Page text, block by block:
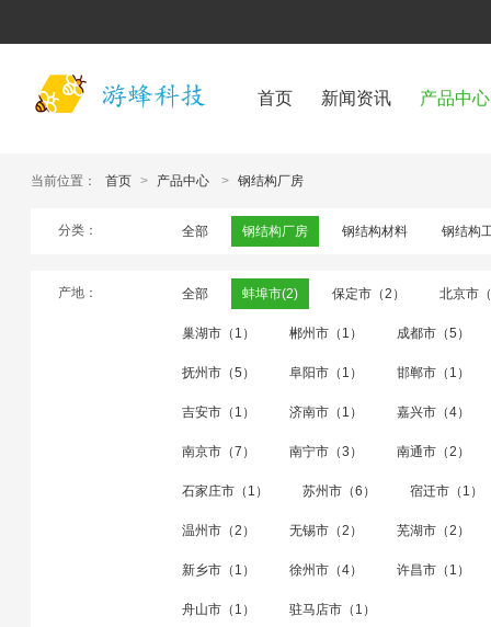
首页 新闻资讯 产品中心
当前位置： 首页 > 产品中心 > 钢结构厂房
分类： 全部 钢结构厂房 钢结构材料 钢结构
产地： 全部 蚌埠市(2) 保定市（2） 北京市
巢湖市（1） 郴州市（1） 成都市（5）
抚州市（5） 阜阳市（1） 邯郸市（1）
吉安市（1） 济南市（1） 嘉兴市（4）
南京市（7） 南宁市（3） 南通市（2）
石家庄市（1） 苏州市（6） 宿迁市（1）
温州市（2） 无锡市（2） 芜湖市（2）
新乡市（1） 徐州市（4） 许昌市（1）
舟山市（1） 驻马店市（1）